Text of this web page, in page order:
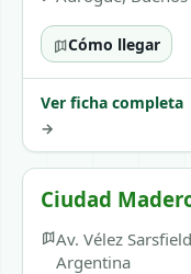
Cómo llegar
Ver ficha completa
→
Ciudad
Av. Vélez
Argentina